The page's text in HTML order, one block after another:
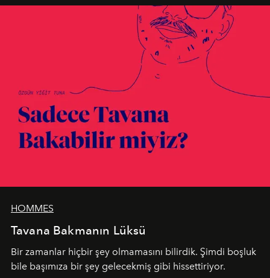
HOMMES
Tavana Bakmanın Lüksü
Bir zamanlar hiçbir şey olmamasını bilirdik. Şimdi boşluk
bile başımıza bir şey gelecekmiş gibi hissettiriyor.